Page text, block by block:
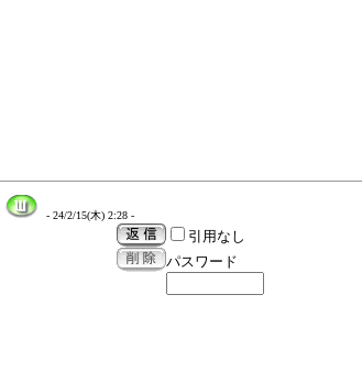
- 24/2/15(木) 2:28 -
引用なし
パスワード